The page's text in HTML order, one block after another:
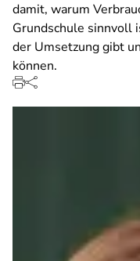
damit, warum
Grundschule sinnvoll
der Umsetzung gibt
können.